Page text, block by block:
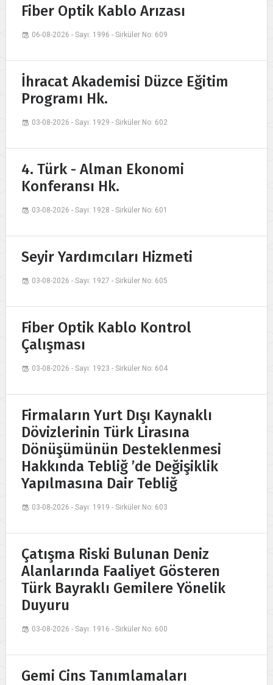
Fiber Optik Kablo Arızası
06-08-2026 - Sayı: 1996 - Sirküler No: 609
İhracat Akademisi Düzce Eğitim
Programı Hk.
03-08-2026 - Sayı: 1929 - Sirküler No: 602
4. Türk - Alman Ekonomi
Konferansı Hk.
03-08-2026 - Sayı: 1928 - Sirküler No: 601
Seyir Yardımcıları Hizmeti
03-08-2026 - Sayı: 1927 - Sirküler No: 605
Fiber Optik Kablo Kontrol
Çalışması
03-08-2026 - Sayı: 1923 - Sirküler No: 604
Firmaların Yurt Dışı Kaynaklı
Dövizlerinin Türk Lirasına
Dönüşümünün Desteklenmesi
Hakkında Tebliğ ’de Değişiklik
Yapılmasına Dair Tebliğ
03-08-2026 - Sayı: 1919 - Sirküler No: 603
Çatışma Riski Bulunan Deniz
Alanlarında Faaliyet Gösteren
Türk Bayraklı Gemilere Yönelik
Duyuru
03-08-2026 - Sayı: 1916 - Sirküler No: 600
Gemi Cins Tanımlamaları